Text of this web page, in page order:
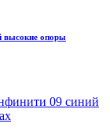
высокие опоры